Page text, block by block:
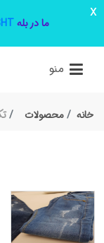
ما در بله
x
منو
خانه محصولات